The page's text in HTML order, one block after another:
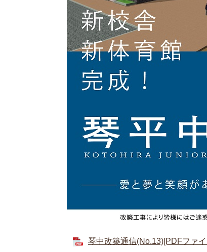
琴中改築通信(No.13)[PDFファ